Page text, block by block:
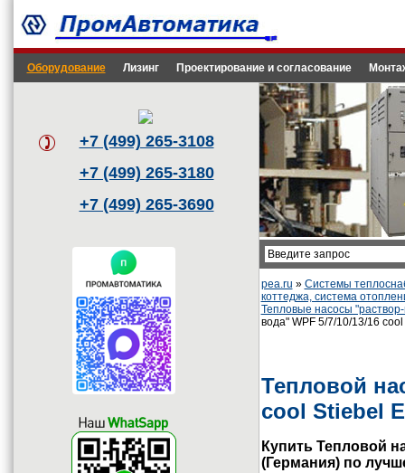
Оборудование Лизинг Проектирование и согласование
+7 (499) 265-3108
+7 (499) 265-3180
+7 (499) 265-3690
pea.ru » Системы
коттеджа, система
Тепловые насосы
вода" WPF 5/7/10/13/16
Тепловой
cool Stiebel
Купить Тепловой
(Германия) по